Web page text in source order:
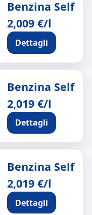
Benzina Self
2,009 €/l
Dettagli
Benzina Self
2,019 €/l
Dettagli
Benzina Self
2,019 €/l
Dettagli